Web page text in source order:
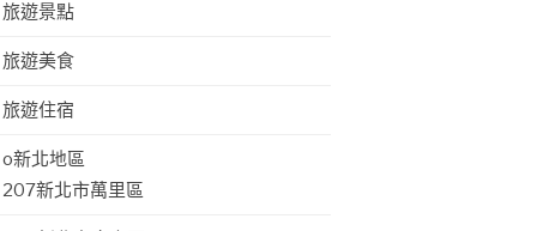
旅遊景點
旅遊美食
旅遊住宿
o新北地區
207新北市萬里區